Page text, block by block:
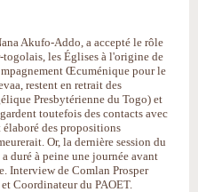
Akufo-Addo, a accepté le rôle
les Églises à l'origine de
Œcuménique pour le
restent en retrait des
Presbytérienne du Togo) et
toutefois des contacts avec
élaboré des propositions
Or, la dernière session du
duré à peine une journée avant
Interview de Comlan Prosper
Coordinateur du PAOET.